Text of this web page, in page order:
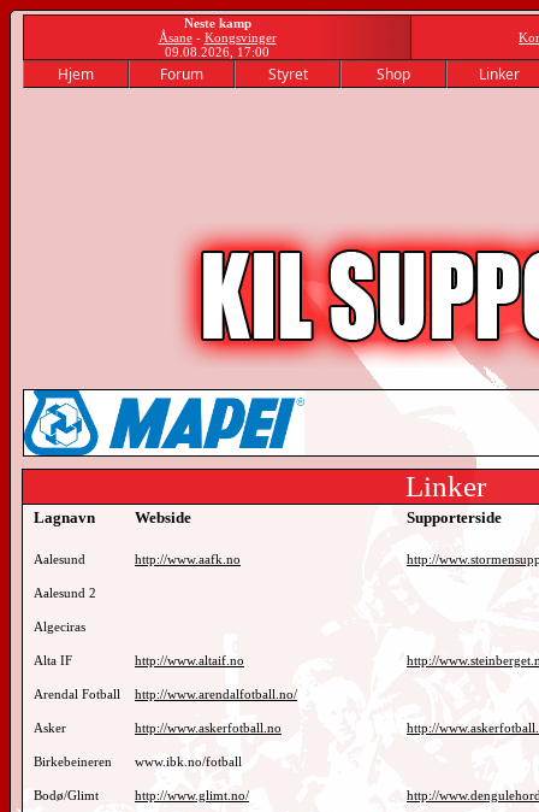
Neste kamp
Åsane- Kongsvinger
09.08.2026, 17:00
Hjem Forum Styret Shop Linker
Linker
Lagnavn Webside Supporterside
Aalesund http://www.aafk.no http://
Aalesund 2
Algeciras
Alta IF http://www.altaif.no http://
Arendal Fotball http://www.arendalfotball.no/
Asker http://www.askerfotball.no http://
Birkebeineren www.ibk.no/fotball
Bodø/Glimt http://www.glimt.no/ http://